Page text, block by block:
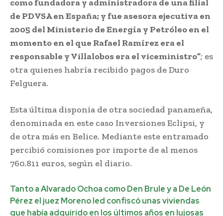
como fundadora y administradora de una filial
de PDVSA en España; y fue asesora ejecutiva en
2005 del Ministerio de Energía y Petróleo en el
momento en el que Rafael Ramírez era el
responsable y Villalobos era el viceministro”; es
otra quienes habría recibido pagos de Duro
Felguera.
Esta última disponía de otra sociedad panameña,
denominada en este caso Inversiones Eclipsi, y
de otra más en Belice. Mediante este entramado
percibió comisiones por importe de al menos
760.811 euros, según el diario.
Tanto a Alvarado Ochoa como Den Brule y a De León
Pérez el juez Moreno led confiscó unas viviendas
que había adquirido en los últimos años en lujosas